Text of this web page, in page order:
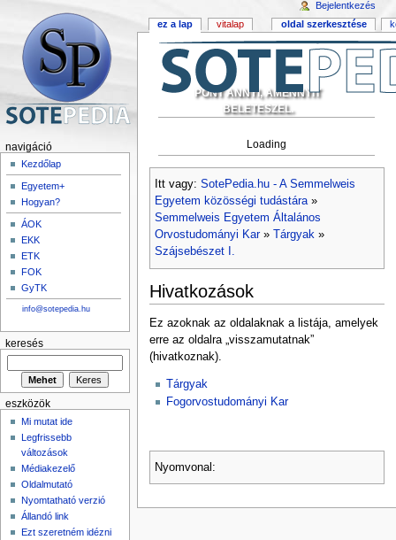
PONT ANNYI, AMENNYIT
BELETESZEL.
Loading
Itt vagy: SotePedia.hu - A Semmelweis
Egyetem közösségi tudástára»
Semmelweis Egyetem Általános
Orvostudományi Kar» Tárgyak»
Szájsebészet I.
Hivatkozások
Ez azoknak az oldalaknak a listája, amelyek
erre az oldalra „visszamutatnak”
(hivatkoznak).
Tárgyak
Fogorvostudományi Kar
Nyomvonal:
ez a lap vitalap oldal szerkesztése
Bejelentkezés
navigáció
Kezdőlap
Egyetem+
Hogyan?
ÁOK
EKK
ETK
FOK
GyTK
info@sotepedia.hu
keresés
eszközök
Mi mutat ide
Legfrissebb
változások
Médiakezelő
Oldalmutató
Nyomtatható verzió
Állandó link
Ezt szeretném idézni